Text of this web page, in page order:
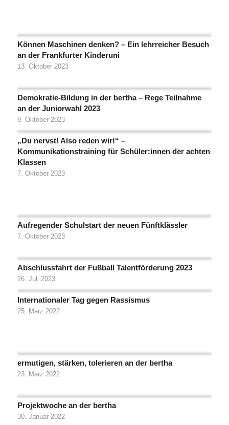
Können Maschinen denken? – Ein lehrreicher Besuch
an der Frankfurter Kinderuni
13. Oktober 2023
Demokratie-Bildung in der bertha – Rege Teilnahme
an der Juniorwahl 2023
9. Oktober 2023
„Du nervst! Also reden wir!“ –
Kommunikationstraining für Schüler:innen der achten
Klassen
7. Oktober 2023
Aufregender Schulstart der neuen Fünftklässler
7. Oktober 2023
Abschlussfahrt der Fußball Talentförderung 2023
26. Juli 2023
Internationaler Tag gegen Rassismus
25. März 2022
ermutigen, stärken, tolerieren an der bertha
23. März 2022
Projektwoche an der bertha
30. Januar 2022